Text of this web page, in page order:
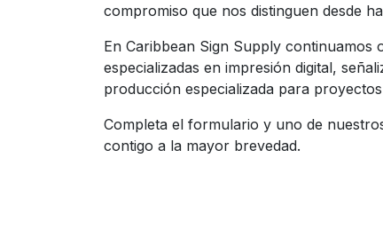
compromiso que nos distinguen desde
En Caribbean Sign Supply continuamos
especializadas en impresión digital,
producción especializada para
Completa el formulario y uno de
contigo a la mayor brevedad.